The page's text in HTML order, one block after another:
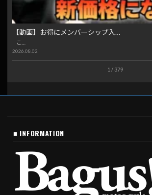
【動画】お得にメンバーシップ入…
こ…
2026.08.02
1 / 379
■ INFORMATION